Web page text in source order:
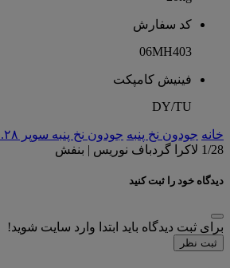
کد سفارش
06MH403
فینیش کامپکت
DY/TU
خانه جودون نخ پنبه جودون نخ پنبه سوپر ۱.۲۸
1/28 لاکرا گردباف نوریس | بنفش
دیدگاه خود را ثبت کنید
برای ثبت دیدگاه باید ابتدا وارد سایت شوید!
ثبت نظر